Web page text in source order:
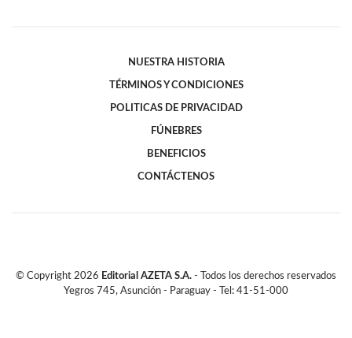
NUESTRA HISTORIA
TÉRMINOS Y CONDICIONES
POLITICAS DE PRIVACIDAD
FÚNEBRES
BENEFICIOS
CONTÁCTENOS
© Copyright 2026 Editorial AZETA S.A. - Todos los derechos reservados
Yegros 745, Asunción - Paraguay - Tel: 41-51-000